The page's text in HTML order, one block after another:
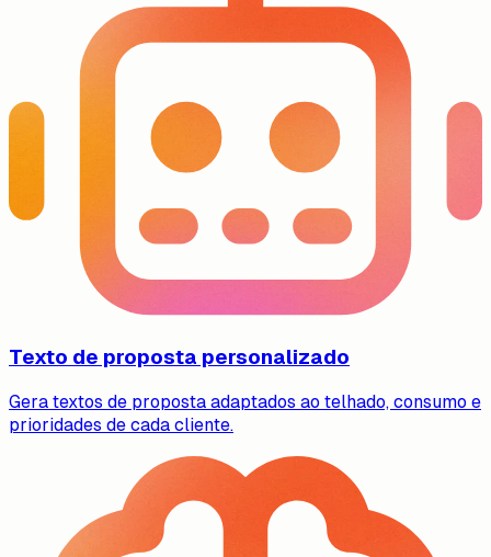
Texto de proposta personalizado
Gera textos de proposta adaptados ao telhado, consumo e
prioridades de cada cliente.